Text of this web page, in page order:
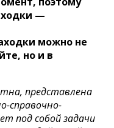
—
можно не
но и в
представлена
справочно-
под собой задачи